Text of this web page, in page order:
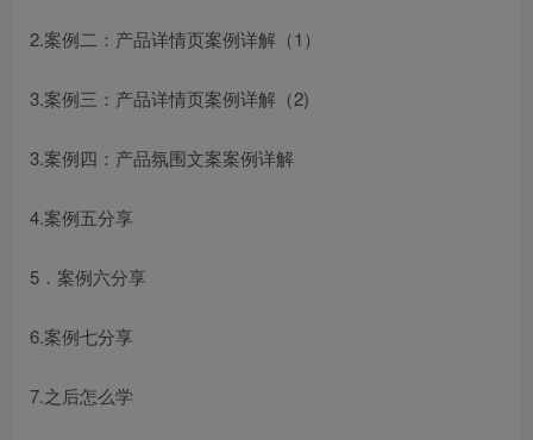
2.案例二：产品详情页案例详解（1）
3.案例三：产品详情页案例详解（2)
3.案例四：产品氛围文案案例详解
4.案例五分享
5．案例六分享
6.案例七分享
7.之后怎么学